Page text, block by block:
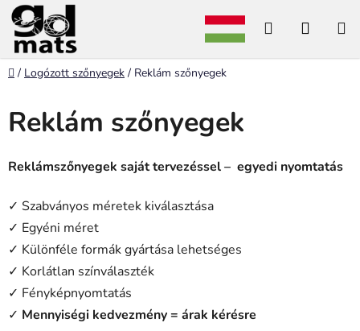
Ugrás
tartalomhoz
Keresés
Kezdőlap
/ Logózott szőnyegek / Reklám szőnyegek
Reklám szőnyegek
Reklámszőnyegek saját tervezéssel – egyedi nyomtatás
✓ Szabványos méretek kiválasztása
✓ Egyéni méret
✓ Különféle formák gyártása lehetséges
✓ Korlátlan színválaszték
✓ Fényképnyomtatás
✓ Mennyiségi kedvezmény = árak kérésre